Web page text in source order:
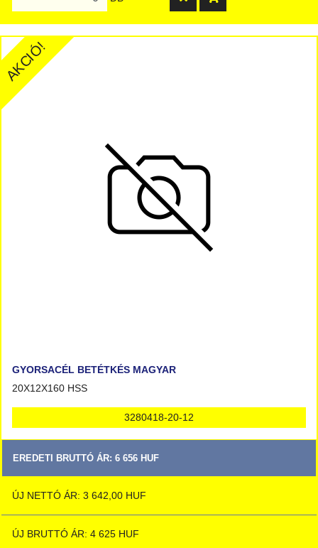
GYORSACÉL BETÉTKÉS MAGYAR
20X12X160 HSS
3280418-20-12
EREDETI BRUTTÓ ÁR: 6 656 HUF
ÚJ NETTÓ ÁR: 3 642,00 HUF
ÚJ BRUTTÓ ÁR: 4 625 HUF